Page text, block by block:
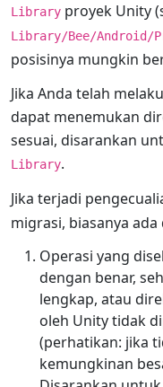
Library proyek Unity
Library/Bee/Android/
posisinya mungkin
Jika Anda telah
dapat menemukan
sesuai, disarankan
Library.
Jika terjadi
migrasi, biasanya
Operasi yang
dengan benar,
lengkap, atau
oleh Unity tidak
(perhatikan: jika
kemungkinan